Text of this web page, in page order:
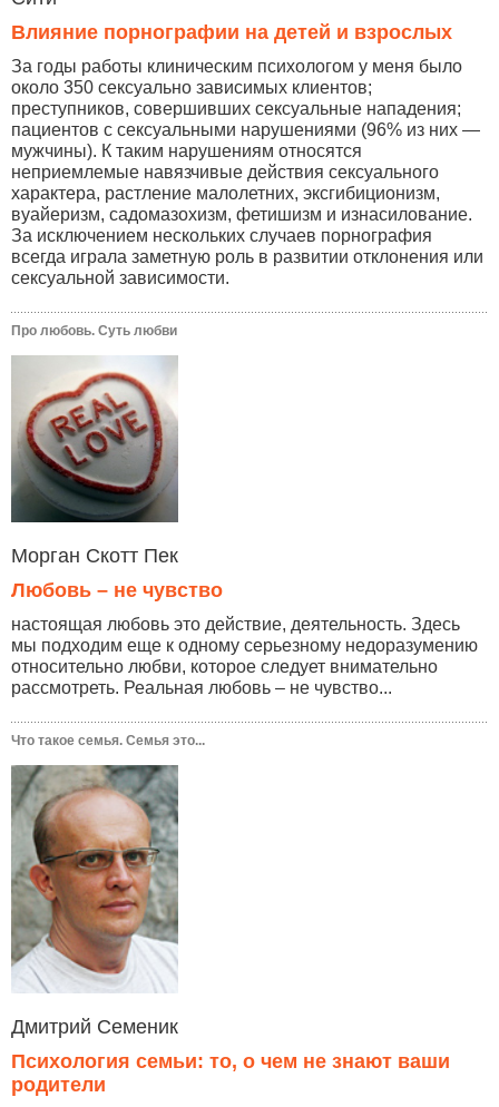
Влияние порнографии на детей и взрослых
За годы работы клиническим психологом у меня было
около 350 сексуально зависимых клиентов;
преступников, совершивших сексуальные нападения;
пациентов с сексуальными нарушениями (96% из них —
мужчины). К таким нарушениям относятся
неприемлемые навязчивые действия сексуального
характера, растление малолетних, эксгибиционизм,
вуайеризм, садомазохизм, фетишизм и изнасилование.
За исключением нескольких случаев порнография
всегда играла заметную роль в развитии отклонения или
сексуальной зависимости.
Про любовь. Суть любви
Морган Скотт Пек
Любовь – не чувство
настоящая любовь это действие, деятельность. Здесь
мы подходим еще к одному серьезному недоразумению
относительно любви, которое следует внимательно
рассмотреть. Реальная любовь – не чувство...
Что такое семья. Семья это...
Дмитрий Семеник
Психология семьи: то, о чем не знают ваши
родители